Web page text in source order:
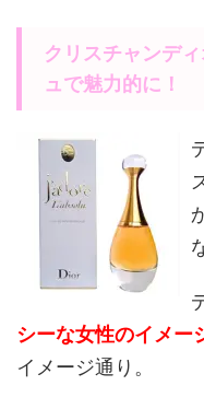
クリスチャンデ
ュで魅力的に！
シーな女性のイメー
イメージ通り。